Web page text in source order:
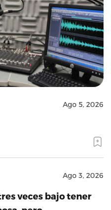
Ago 5, 2026
Ago 3, 2026
veces bajo tener